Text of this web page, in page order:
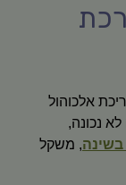
אלכוהול
לא נכונה,
, משקל